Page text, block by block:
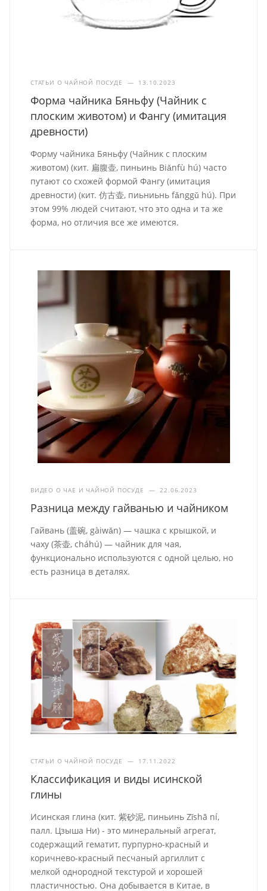
СТАТЬИ О ЧАЙНОЙ ПОСУДЕ — 13.10.2023
Форма чайника Бяньфу (Чайник с
плоским животом) и Фангу (имитация
древности)
Форму чайника Бяньфу (Чайник с плоским
животом) (кит. 扁腹壶, пиньинь Biǎnfù hú) часто
путают со схожей формой Фангу (имитация
древности) (кит. 仿古壶, пиьниьнь fǎnggǔ hú). При
этом 99% людей считают, что это одна и та же
форма, но отличия все же имеются.
ВИДЕО О ЧАЕ И ЧАЙНОЙ ПОСУДЕ — 22.06.2023
Разница между гайванью и чайником
Гайвань (盖碗, gàiwǎn) — чашка с крышкой, и
чаху (茶壶, cháhú) — чайник для чая,
функционально используются с одной целью, но
есть разница в деталях.
СТАТЬИ О ЧАЙНОЙ ПОСУДЕ — 17.11.2022
Классификация и виды исинской
глины
Исинская глина (кит. 紫砂泥, пиньинь Zǐshā ní,
палл. Цзыша Ни) - это минеральный агрегат,
содержащий гематит, пурпурно-красный и
коричнево-красный песчаный аргиллит с
мелкой однородной текстурой и хорошей
пластичностью. Она добывается в Китае, в